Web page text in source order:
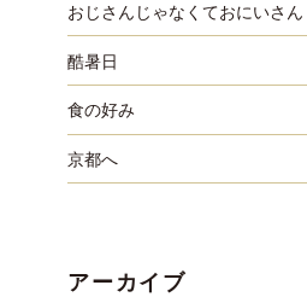
おじさんじゃなくておにいさん
酷暑日
食の好み
京都へ
アーカイブ